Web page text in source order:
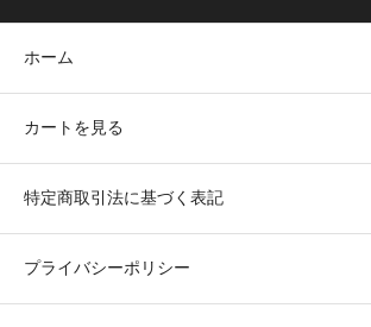
ホーム
カートを見る
特定商取引法に基づく表記
プライバシーポリシー